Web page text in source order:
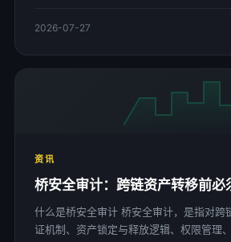
2026-07-27
资讯
桥安全审计：跨链资产转移前必
什么是桥安全审计 桥安全审计，是指对跨
证机制、资产锁定与释放逻辑、权限管理